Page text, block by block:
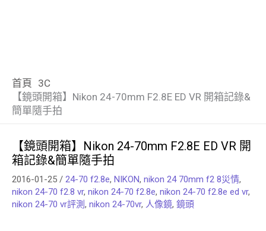
首頁 3C
【鏡頭開箱】Nikon 24-70mm F2.8E ED VR 開箱記錄&
簡單隨手拍
【鏡頭開箱】Nikon 24-70mm F2.8E ED VR 開
箱記錄&簡單隨手拍
2016-01-25 / 24-70 f2.8e, NIKON, nikon 24 70mm f2 8災情,
nikon 24-70 f2.8 vr, nikon 24-70 f2.8e, nikon 24-70 f2.8e ed vr,
nikon 24-70 vr評測, nikon 24-70vr, 人像鏡, 鏡頭